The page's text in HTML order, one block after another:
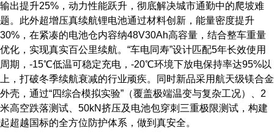
输出提升25%，动力性能跃升，彻底解决城市通勤中的爬坡难
题。此外超增压真续航锂电池通过材料创新，能量密度提升
30%，在紧凑的电池仓内容纳48V30Ah高容量，结合整车重量
优化，实现真实百公里续航。“车电同寿”设计匹配5年长效使用
周期，-15℃低温可稳定充电，-20℃环境下放电保持率达95%以
上，打破冬季续航衰减的行业顽疾。同时新品采用航天级镁合金
外壳，通过“四综合模拟实验”（覆盖极端温变与复杂工况）、2
米高空跌落测试、50kN挤压及电池包穿刺三重极限测试，构建
起超越国标的全方位防护体系，做到真安全。